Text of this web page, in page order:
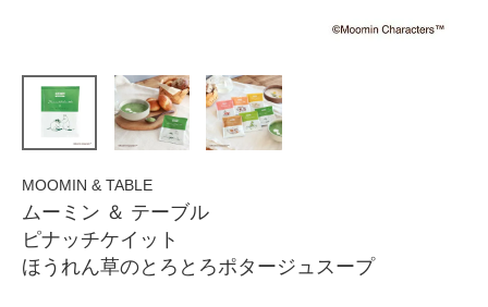
MOOMIN & TABLE
ムーミン ＆ テーブル
ピナッチケイット
ほうれん草のとろとろポタージュスープ